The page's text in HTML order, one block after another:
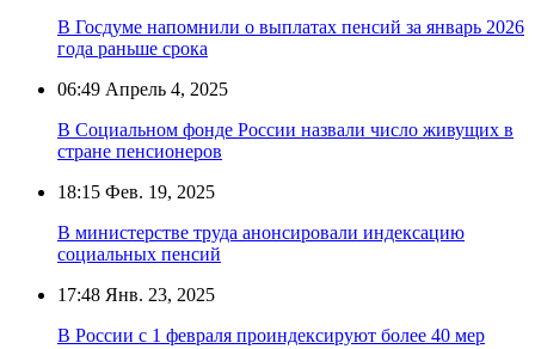
В Госдуме напомнили о выплатах пенсий за январь 2026
года раньше срока
06:49 Апрель 4, 2025
В Социальном фонде России назвали число живущих в
стране пенсионеров
18:15 Фев. 19, 2025
В министерстве труда анонсировали индексацию
социальных пенсий
17:48 Янв. 23, 2025
В России с 1 февраля проиндексируют более 40 мер